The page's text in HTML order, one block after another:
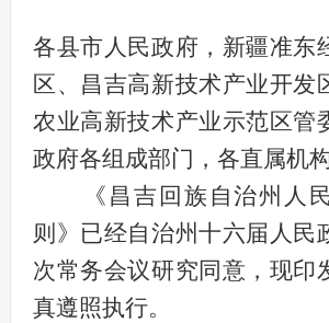
各县市人民政府，新疆准东
区、昌吉高新技术产业开发
农业高新技术产业示范区管
政府各组成部门，各直属机构
《昌吉回族自治州人民
则》已经自治州十六届人民
次常务会议研究同意，现印
真遵照执行。